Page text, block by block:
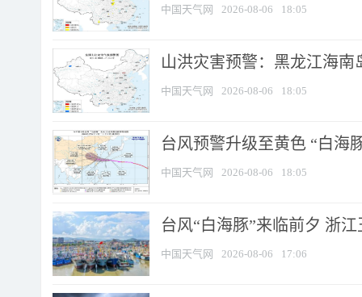
中国天气网 2026-08-06 18:05
山洪灾害预警：黑龙江海
中国天气网 2026-08-06 18:05
台风预警升级至黄色 “白海
中国天气网 2026-08-06 18:05
台风“白海豚”来临前夕 浙
中国天气网 2026-08-06 17:06